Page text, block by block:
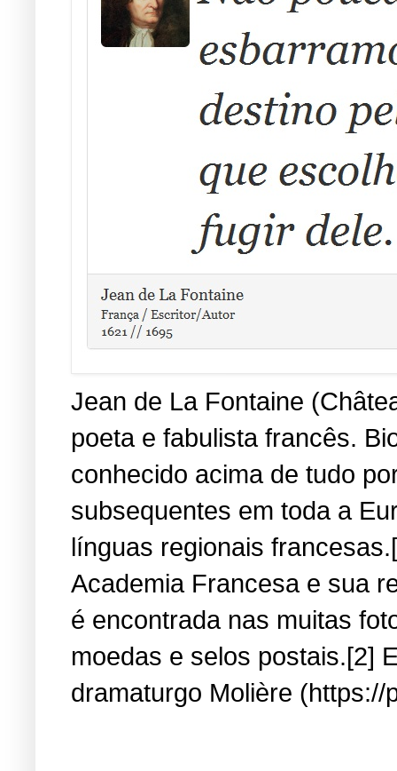
Jean de La Fontaine
poeta e fabulista francês.
conhecido acima de tudo
subsequentes em toda a
línguas regionais
Academia Francesa e sua
é encontrada nas muitas
moedas e selos postais.[2]
dramaturgo Molière